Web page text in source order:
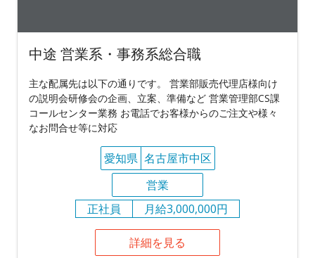
中途 営業系・事務系総合職
主な配属先は以下の通りです。 営業部販売代理店様向け
の説明会研修会の企画、立案、準備など 営業管理部CS課
コールセンター業務 お電話でお客様からのご注文や様々
なお問合せ等に対応
愛知県 名古屋市中区
営業
正社員
月給3,000,000円
詳細を見る